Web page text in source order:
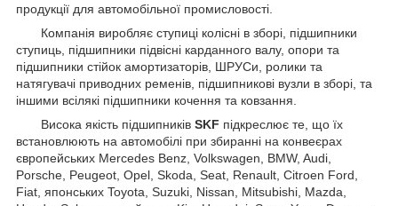
продукції для автомобільної промисловості.
Компанія виробляє ступиці колісні в зборі, підшипники
ступиць, підшипники підвісні карданного валу, опори та
підшипники стійок амортизаторів, ШРУСи, ролики та
натягувачі приводних ременів, підшипникові вузли в зборі, та
іншими всілякі підшипники кочення та ковзання.
Висока якість підшипників SKF підкреслює те, що їх
встановлюють на автомобілі при збиранні на конвеєрах
європейських Mercedes Benz, Volkswagen, BMW, Audi,
Porsche, Peugeot, Opel, Skoda, Seat, Renault, Citroen Ford,
Fiat, японських Toyota, Suzuki, Nissan, Mitsubishi, Mazda,